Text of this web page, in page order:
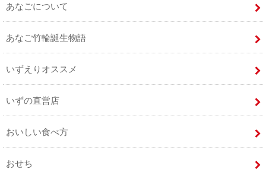
あなごについて
あなご竹輪誕生物語
いずえりオススメ
いずの直営店
おいしい食べ方
おせち